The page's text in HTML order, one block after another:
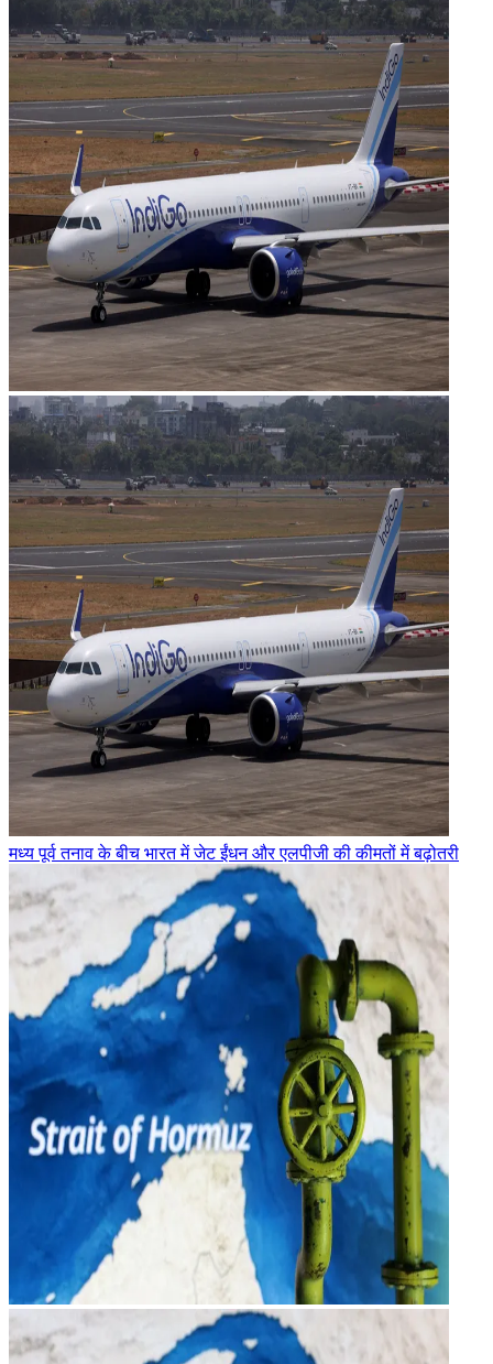
मध्य पूर्व तनाव के बीच भारत में जेट ईंधन और एलपीजी की कीमतों में बढ़ोतरी